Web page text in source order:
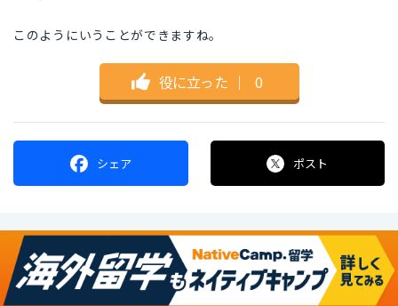
このようにいうことができますね。
役に立った ｜ 0
シェア ポスト